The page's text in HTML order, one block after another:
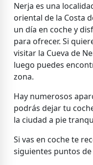
Nerja es una
oriental de la Costa
un día en coche y
para ofrecer. Si
visitar la Cueva de
luego puedes
zona.
Hay numerosos
podrás dejar tu
la ciudad a pie
Si vas en coche te
siguientes puntos